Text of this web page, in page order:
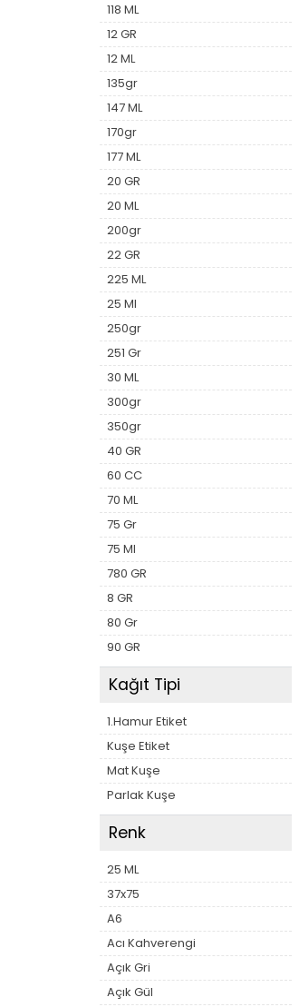
118 ML
12 GR
12 ML
135gr
147 ML
170gr
177 ML
20 GR
20 ML
200gr
22 GR
225 ML
25 Ml
250gr
251 Gr
30 ML
300gr
350gr
40 GR
60 CC
70 ML
75 Gr
75 Ml
780 GR
8 GR
80 Gr
90 GR
Kağıt Tipi
1.Hamur Etiket
Kuşe Etiket
Mat Kuşe
Parlak Kuşe
Renk
25 ML
37x75
A6
Acı Kahverengi
Açık Gri
Açık Gül